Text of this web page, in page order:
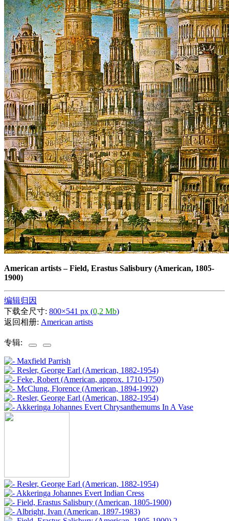
American artists–Field, Erastus Salisbury (American, 1805-
1900)
编辑归因
下载全尺寸: 800×541 px (0,2 Mb)
返回相册: American artists
专辑: